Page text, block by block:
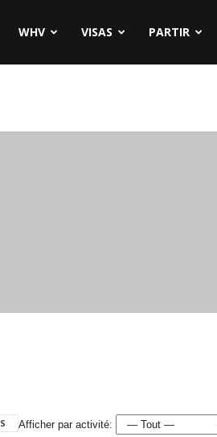
WHV VISAS PARTIR
Afficher par activité: